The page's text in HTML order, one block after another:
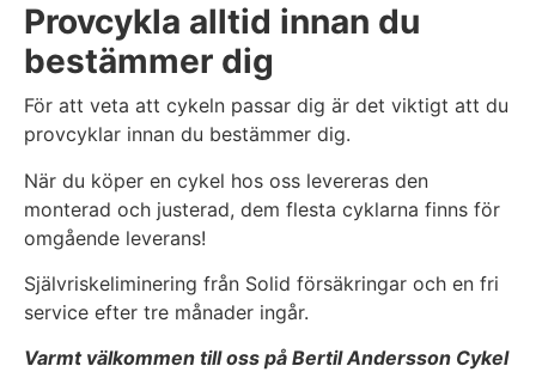
Provcykla alltid innan du
bestämmer dig
För att veta att cykeln passar dig är det viktigt att du
provcyklar innan du bestämmer dig.
När du köper en cykel hos oss levereras den
monterad och justerad, dem flesta cyklarna finns för
omgående leverans!
Självriskeliminering från Solid försäkringar och en fri
service efter tre månader ingår.
Varmt välkommen till oss på Bertil Andersson Cykel